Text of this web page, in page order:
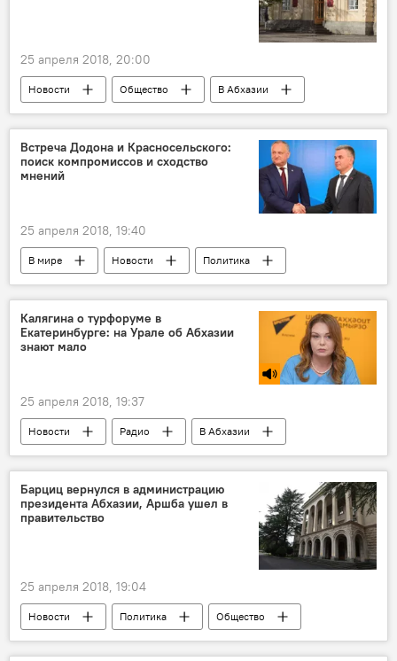
25 апреля 2018, 20:00
Новости Общество
В Абхазии
Давид Сангулия
Абхазия
Встреча Додона и Красносельского:
поиск компромиссов и сходство
мнений
25 апреля 2018, 19:40
В мире Новости
Политика
Общество
Калягина о турфоруме в
Екатеринбурге: на Урале об Абхазии
знают мало
25 апреля 2018, 19:37
Новости Радио
В Абхазии
Общество
Отдых в Абхазии
Барциц вернулся в администрацию
президента Абхазии, Аршба ушел в
правительство
25 апреля 2018, 19:04
Новости Политика
Общество
В Абхазии